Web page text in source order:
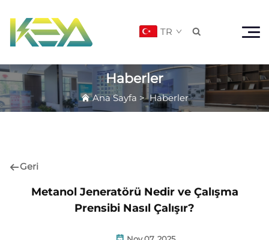
TR 
Haberler
Ana Sayfa >Haberler
Geri
Metanol Jeneratörü Nedir ve Çalışma
Prensibi Nasıl Çalışır?